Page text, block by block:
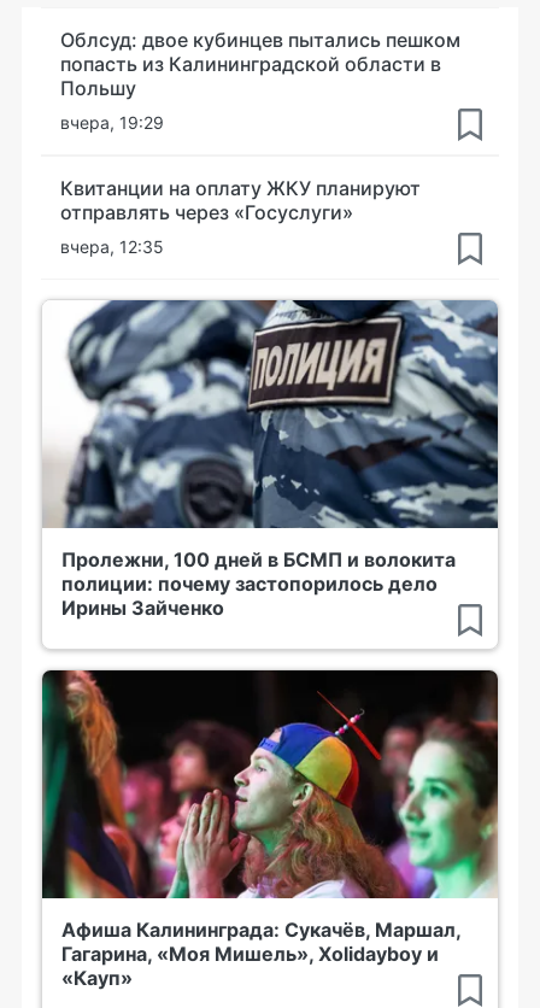
Облсуд: двое кубинцев пытались пешком
попасть из Калининградской области в
Польшу
вчера, 19:29
Квитанции на оплату ЖКУ планируют
отправлять через «Госуслуги»
вчера, 12:35
Пролежни, 100 дней в БСМП и волокита
полиции: почему застопорилось дело
Ирины Зайченко
Афиша Калининграда: Сукачёв, Маршал,
Гагарина, «Моя Мишель», Xolidayboy и
«Кауп»